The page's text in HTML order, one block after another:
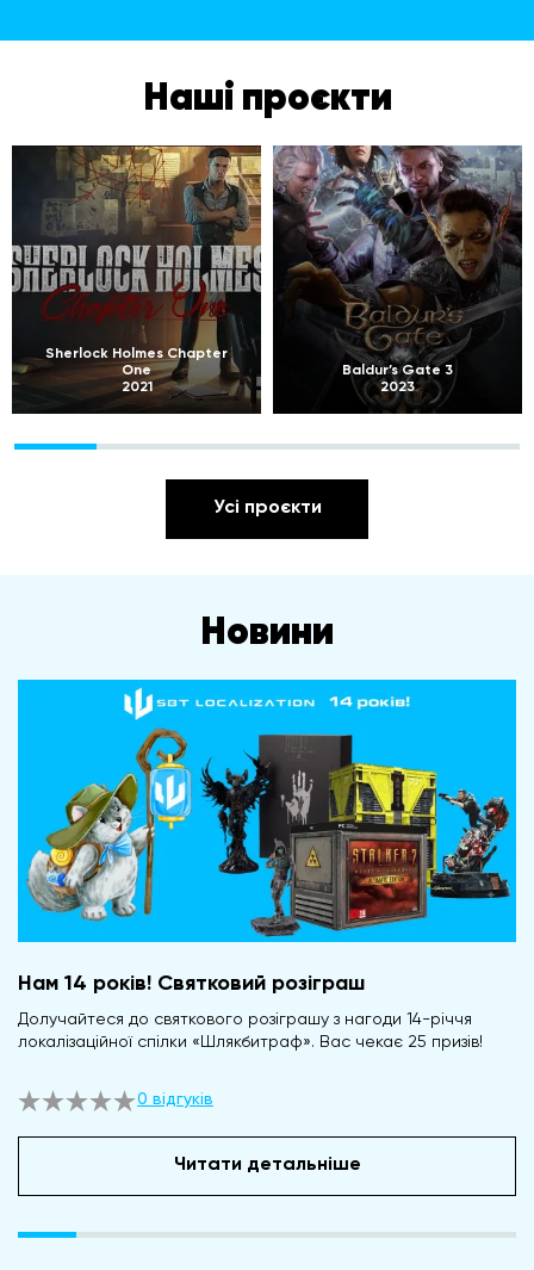
Наші проєкти
Sherlock Holmes Chapter
One
2021
Baldur’s Gate 3
2023
Усі проєкти
Новини
Нам 14 років! Святковий розіграш
Долучайтеся до святкового розіграшу з нагоди 14-річчя
локалізаційної спілки «Шлякбитраф». Вас чекає 25 призів!
0 відгуків
Читати детальніше